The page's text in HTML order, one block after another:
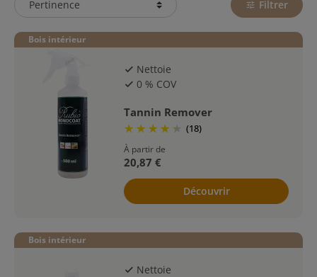
tune Filtrer
Bois intérieur
check Nettoie
check 0 % COV
Tannin Remover
(18)
À partir de
20,87 €
Découvrir
Bois intérieur
check Nettoie